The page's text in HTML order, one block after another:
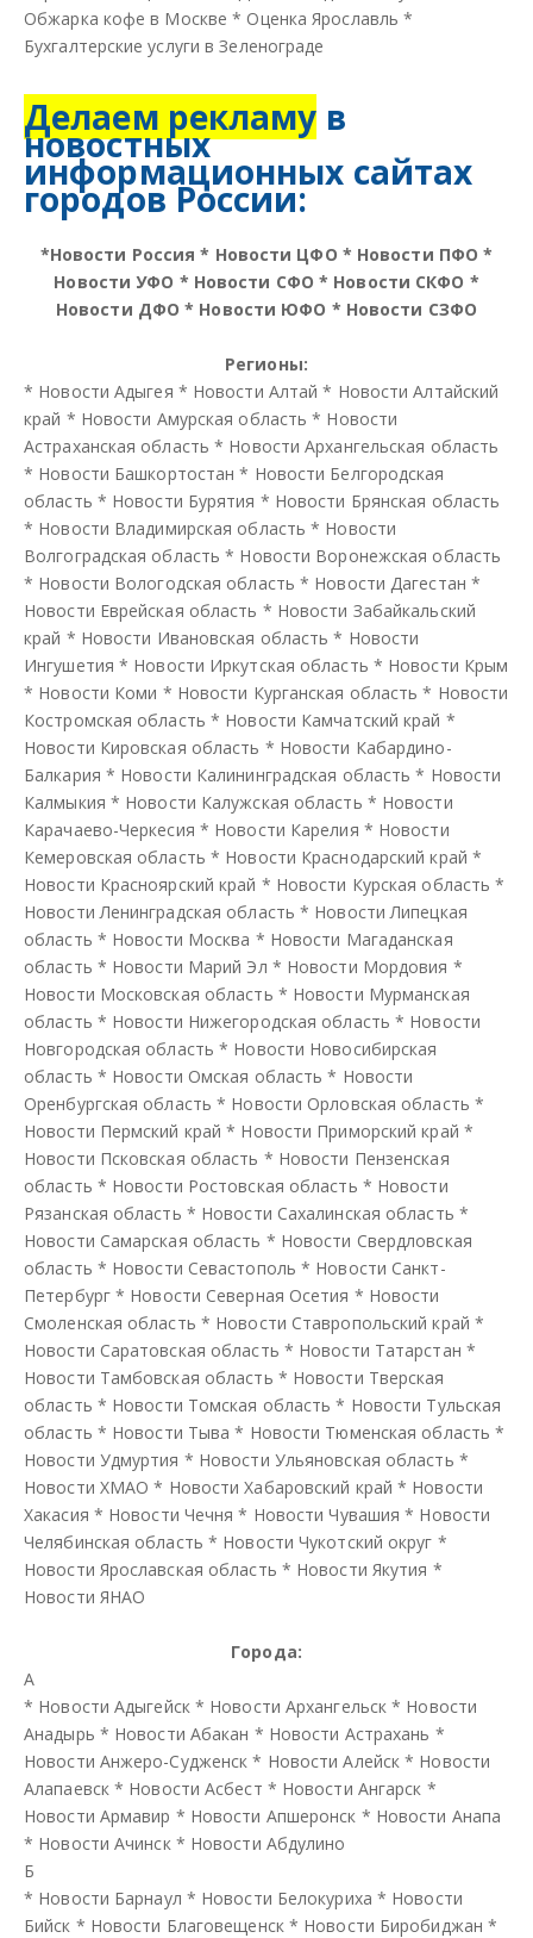
Обжарка кофе в Москве * Оценка Ярославль *
Бухгалтерские услуги в Зеленограде
Делаем рекламу в
новостных
информационных сайтах
городов России:
*Новости Россия * Новости ЦФО * Новости ПФО *
Новости УФО * Новости СФО * Новости СКФО *
Новости ДФО * Новости ЮФО * Новости СЗФО
Регионы:
* Новости Адыгея * Новости Алтай * Новости Алтайский
край * Новости Амурская область * Новости
Астраханская область * Новости Архангельская область
* Новости Башкортостан * Новости Белгородская
область * Новости Бурятия * Новости Брянская область
* Новости Владимирская область * Новости
Волгоградская область * Новости Воронежская область
* Новости Вологодская область * Новости Дагестан *
Новости Еврейская область * Новости Забайкальский
край * Новости Ивановская область * Новости
Ингушетия * Новости Иркутская область * Новости Крым
* Новости Коми * Новости Курганская область * Новости
Костромская область * Новости Камчатский край *
Новости Кировская область * Новости Кабардино-
Балкария * Новости Калининградская область * Новости
Калмыкия * Новости Калужская область * Новости
Карачаево-Черкесия * Новости Карелия * Новости
Кемеровская область * Новости Краснодарский край *
Новости Красноярский край * Новости Курская область *
Новости Ленинградская область * Новости Липецкая
область * Новости Москва * Новости Магаданская
область * Новости Марий Эл * Новости Мордовия *
Новости Московская область * Новости Мурманская
область * Новости Нижегородская область * Новости
Новгородская область * Новости Новосибирская
область * Новости Омская область * Новости
Оренбургская область * Новости Орловская область *
Новости Пермский край * Новости Приморский край *
Новости Псковская область * Новости Пензенская
область * Новости Ростовская область * Новости
Рязанская область * Новости Сахалинская область *
Новости Самарская область * Новости Свердловская
область * Новости Севастополь * Новости Санкт-
Петербург* Новости Северная Осетия * Новости
Смоленская область * Новости Ставропольский край *
Новости Саратовская область * Новости Татарстан *
Новости Тамбовская область * Новости Тверская
область * Новости Томская область * Новости Тульская
область * Новости Тыва * Новости Тюменская область *
Новости Удмуртия * Новости Ульяновская область *
Новости ХМАО * Новости Хабаровский край * Новости
Хакасия * Новости Чечня * Новости Чувашия * Новости
Челябинская область * Новости Чукотский округ *
Новости Ярославская область * Новости Якутия *
Новости ЯНАО
Города:
А
* Новости Адыгейск * Новости Архангельск * Новости
Анадырь * Новости Абакан * Новости Астрахань *
Новости Анжеро-Судженск * Новости Алейск * Новости
Алапаевск * Новости Асбест * Новости Ангарск *
Новости Армавир * Новости Апшеронск * Новости Анапа
* Новости Ачинск * Новости Абдулино
Б
* Новости Барнаул * Новости Белокуриха * Новости
Бийск * Новости Благовещенск * Новости Биробиджан *